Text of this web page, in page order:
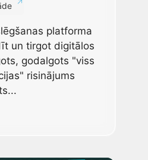
platforma
un tirgot digitālos
godalgots "viss
risinājums